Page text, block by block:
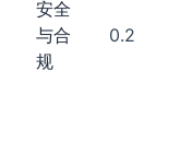
安全
与合
规
0.2